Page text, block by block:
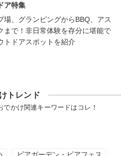
ア特集
場、グランピングからBBQ、アス
まで！非日常体験を存分に堪能で
トドアスポットを紹介
トレンド
かけ関連キーワードはコレ！